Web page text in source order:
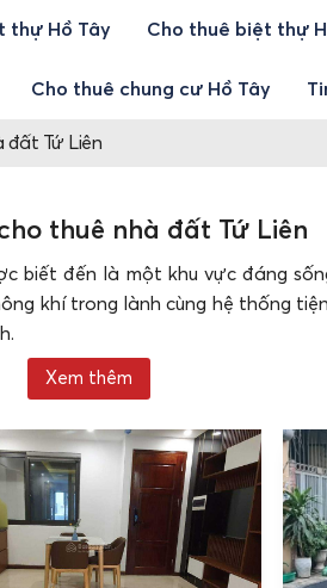
thự Hồ Tây Cho thuê biệt thự
Cho thuê chung cư Hồ Tây
đất Tứ Liên
thuê nhà đất Tứ Liên
biết đến là một khu vực đáng
khí trong lành cùng hệ thống
Tứ Liên, Tây Hồ
Liên có nhiều tuyến đường giao
việc di chuyển đến các khu vực
luôn nóng sốt.
Xem thêm